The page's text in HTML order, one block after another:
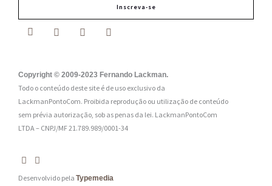
a
:
*
Inscreva-se
Copyright © 2009-2023 Fernando Lackman.
Todo o conteúdo deste site é de uso exclusivo da
LackmanPontoCom. Proibida reprodução ou utilização de conteúdo
sem prévia autorização, sob as penas da lei. LackmanPontoCom
LTDA – CNPJ/MF 21.789.989/0001-34
Desenvolvido pela Typemedia